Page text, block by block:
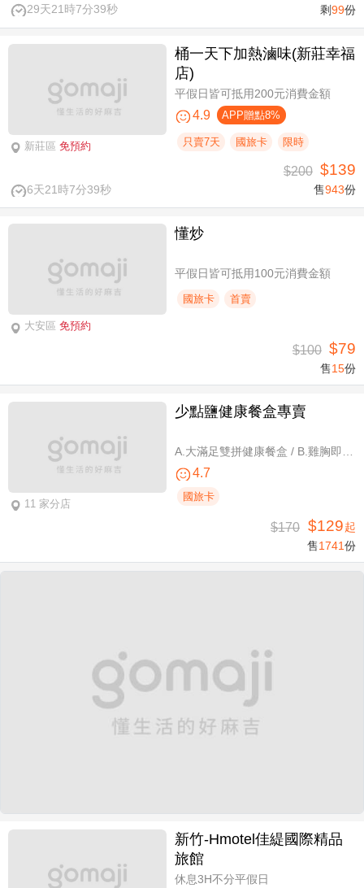
29天21時7分39秒 剩99份
新莊區 免預約
桶一天下加熱滷味(新莊幸福
店)
平假日皆可抵用200元消費金額
4.9 APP贈點8%
只賣7天 國旅卡 限時
6天21時7分39秒
$200 $139
售943份
大安區 免預約
懂炒
平假日皆可抵用100元消費金額
國旅卡 首賣
$100 $79
售15份
11 家分店
少點鹽健康餐盒專賣
4.7
國旅卡
$170 $129起
售1741份
新竹-Hmotel佳緹國際精品
旅館
休息3H不分平假日